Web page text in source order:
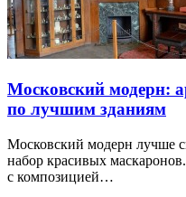
Московский модерн:
по лучшим зданиям
Московский модерн лучше
набор красивых
с композицией…